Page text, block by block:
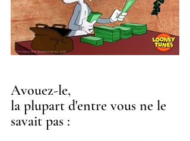
Avouez-le,
la plupart d'entre vous ne le
savait pas :